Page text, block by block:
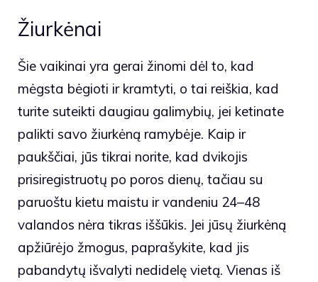
Žiurkėnai
Šie vaikinai yra gerai žinomi dėl to, kad
mėgsta bėgioti ir kramtyti, o tai reiškia, kad
turite suteikti daugiau galimybių, jei ketinate
palikti savo žiurkėną ramybėje. Kaip ir
paukščiai, jūs tikrai norite, kad dvikojis
prisiregistruotų po poros dienų, tačiau su
paruoštu kietu maistu ir vandeniu 24–48
valandos nėra tikras iššūkis. Jei jūsų žiurkėną
apžiūrėjo žmogus, paprašykite, kad jis
pabandytų išvalyti nedidelę vietą. Vienas iš